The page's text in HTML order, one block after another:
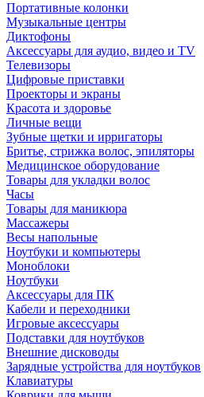
Портативные колонки
Музыкальные центры
Диктофоны
Аксессуары для аудио, видео и TV
Телевизоры
Цифровые приставки
Проекторы и экраны
Красота и здоровье
Личные вещи
Зубные щетки и ирригаторы
Бритье, стрижка волос, эпиляторы
Медицинское оборудование
Товары для укладки волос
Часы
Товары для маникюра
Массажеры
Весы напольные
Ноутбуки и компьютеры
Моноблоки
Ноутбуки
Аксессуары для ПК
Кабели и переходники
Игровые аксессуары
Подставки для ноутбуков
Внешние дисководы
Зарядные устройства для ноутбуков
Клавиатуры